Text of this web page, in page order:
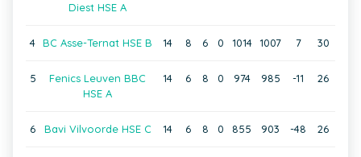
Diest HSE A
4 BC Asse-Ternat HSE B 14 8 6 0 1014 1007 7 30
5
Fenics Leuven BBC
HSE A
14 6 8 0 974 985 -11 26
6 Bavi Vilvoorde HSE C 14 6 8 0 855 903 -48 26